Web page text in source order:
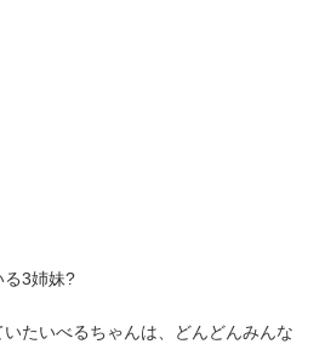
る3姉妹?
たいべるちゃんは、どんどんみんな